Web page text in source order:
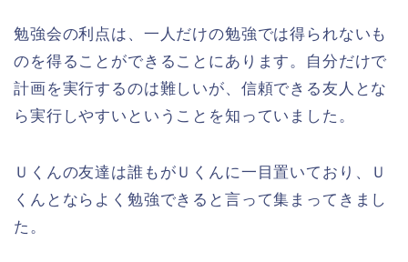
勉強会の利点は、一人だけの勉強では得られないも
のを得ることができることにあります。自分だけで
計画を実行するのは難しいが、信頼できる友人とな
ら実行しやすいということを知っていました。
Ｕくんの友達は誰もがＵくんに一目置いており、Ｕ
くんとならよく勉強できると言って集まってきまし
た。